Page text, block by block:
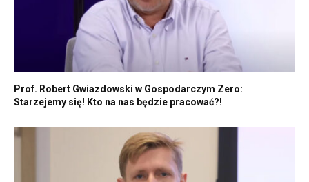
Prof. Robert Gwiazdowski w Gospodarczym Zero:
Starzejemy się! Kto na nas będzie pracować?!